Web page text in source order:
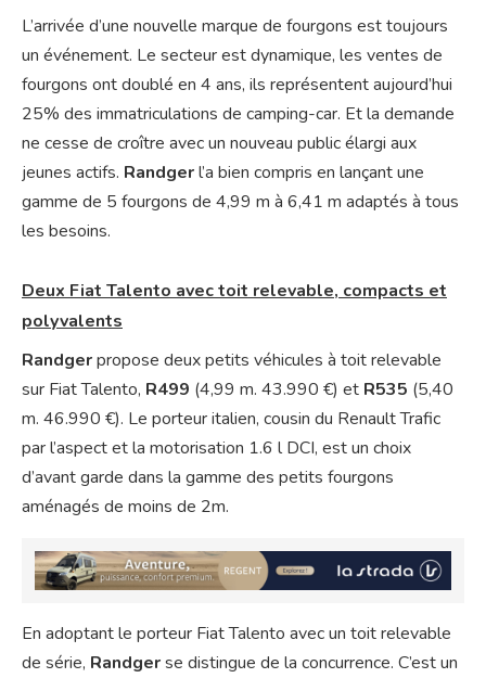
L’arrivée d’une nouvelle marque de fourgons est toujours
un événement. Le secteur est dynamique, les ventes de
fourgons ont doublé en 4 ans, ils représentent aujourd’hui
25% des immatriculations de camping-car. Et la demande
ne cesse de croître avec un nouveau public élargi aux
jeunes actifs. Randgerl’a bien compris en lançant une
gamme de 5 fourgons de 4,99 m à 6,41 m adaptés à tous
les besoins.
Deux Fiat Talento avec toit relevable, compacts et
polyvalents
Randgerpropose deux petits véhicules à toit relevable
sur Fiat Talento, R499 (4,99 m. 43.990 €) et R535 (5,40
m. 46.990 €). Le porteur italien, cousin du Renault Trafic
par l’aspect et la motorisation 1.6 l DCI, est un choix
d’avant garde dans la gamme des petits fourgons
aménagés de moins de 2m.
En adoptant le porteur Fiat Talento avec un toit relevable
de série, Randgerse distingue de la concurrence. C’est un